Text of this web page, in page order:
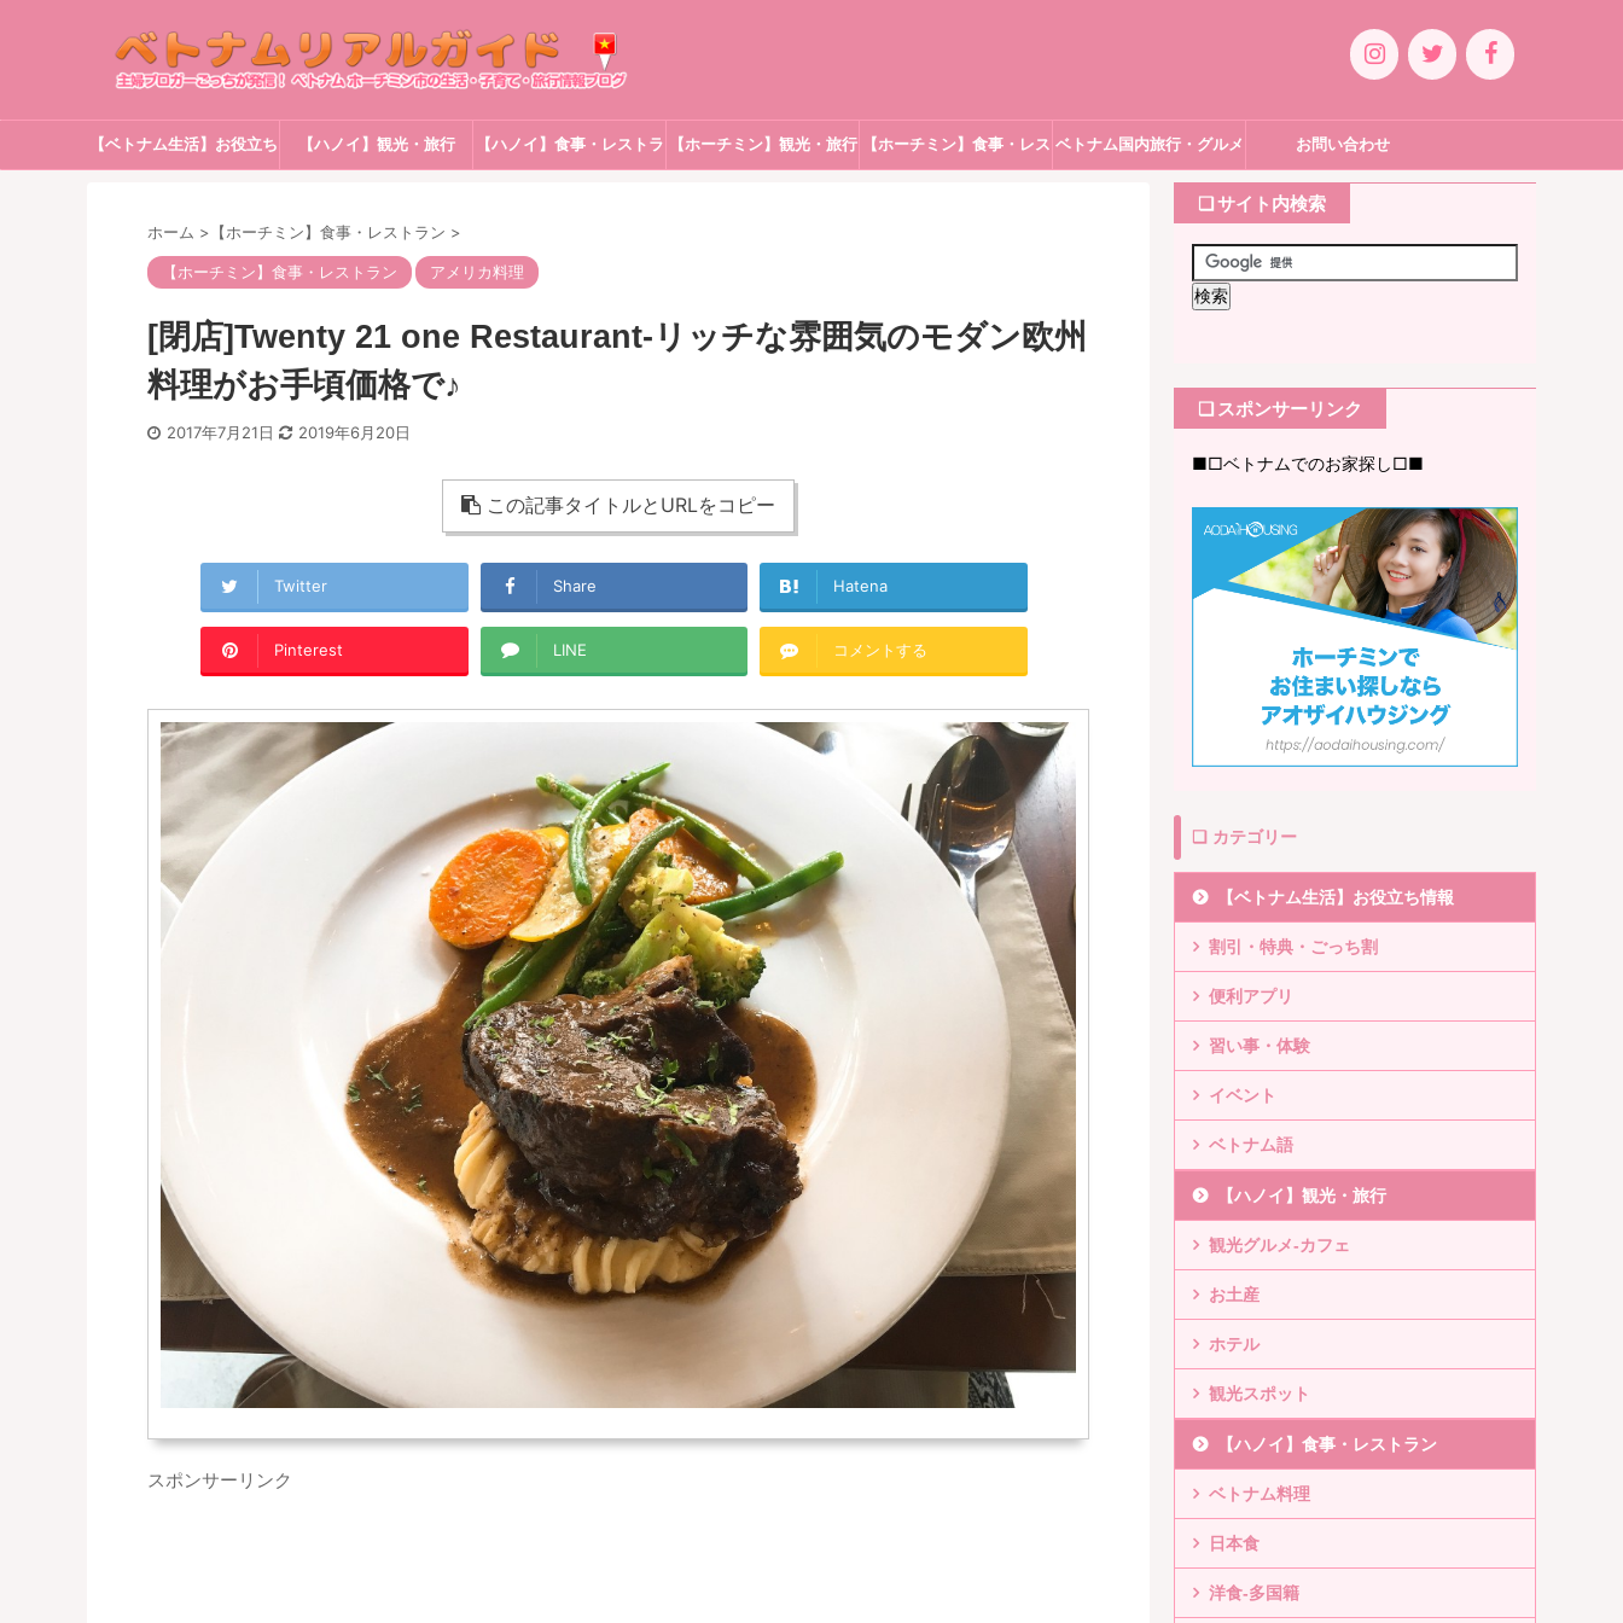
【ベトナム生活】お役立ち 【ハノイ】観光・旅行 【ハノイ】食事・レストラ 【ホーチミン】観光・旅行 【ホーチミン】食事・レス ベトナム国内旅行・グルメ お問い合わせ
ホーム > 【ホーチミン】食事・レストラン >
【ホーチミン】食事・レストラン アメリカ料理
[閉店]Twenty 21 one Restaurant-リッチな雰囲気のモダン欧州
料理がお手頃価格で♪
2017年7月21日 2019年6月20日
この記事タイトルとURLをコピー
Twitter Share Hatena
Pinterest LINE コメントする
スポンサーリンク
❏ サイト内検索
❏ スポンサーリンク
■□ベトナムでのお家探し□■
❏ カテゴリー
【ベトナム生活】お役立ち情報
割引・特典・ごっち割
便利アプリ
習い事・体験
イベント
ベトナム語
【ハノイ】観光・旅行
観光グルメ-カフェ
お土産
ホテル
観光スポット
【ハノイ】食事・レストラン
ベトナム料理
日本食
洋食-多国籍